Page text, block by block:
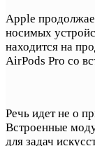
Apple
носимых
находится на
AirPods Pro со
Речь идет не о
Встроенные
для задач